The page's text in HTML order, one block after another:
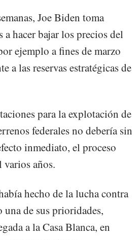
Joe Biden toma
hacer bajar los precios del
ejemplo a fines de marzo
a las reservas estratégicas de
para la explotación de
federales no debería sin
inmediato, el proceso
años.
hecho de la lucha contra
de sus prioridades,
a la Casa Blanca, en